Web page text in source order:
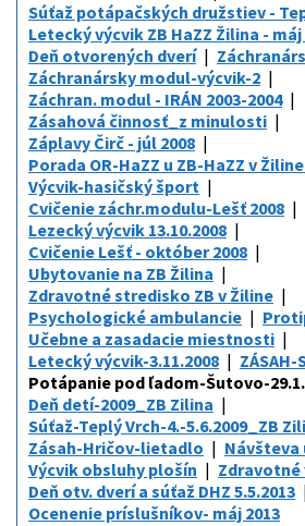
Súťaž potápačských družstiev -
Letecký výcvik ZB HaZZ Žilina - máj
Deň otvorených dverí
Záchranársky modul-výcvik-2
Záchran. modul - IRÁN 2003-2004
Zásahová činnosť_z minulosti
Záplavy Čirč - júl 2008
Porada OR-HaZZ u ZB-HaZZ v
Výcvik-hasičský šport
Cvičenie záchr.modulu-Lešť 2008
Lezecký výcvik 13.10.2008
Cvičenie Lešť - október 2008
Ubytovanie na ZB Žilina
Zdravotné stredisko ZB v Žiline
Psychologické ambulancie
Učebne a zasadacie miestnosti
Letecký výcvik-3.11.2008
Potápanie pod ľadom-Šutovo-
Deň detí-2009_ZB Zilina
Súťaž-Teplý Vrch-4.-5.6.2009_ZB
Zásah-Hričov-lietadlo
Návšteva
Výcvik obsluhy plošín
Zdravotné
Deň otv. dverí a súťaž DHZ 5.5.2013
Ocenenie príslušníkov- máj 2013